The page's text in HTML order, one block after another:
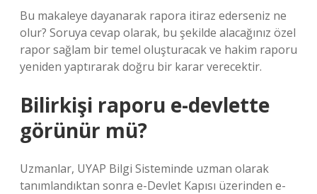
Bu makaleye dayanarak rapora itiraz ederseniz ne
olur? Soruya cevap olarak, bu şekilde alacağınız özel
rapor sağlam bir temel oluşturacak ve hakim raporu
yeniden yaptırarak doğru bir karar verecektir.
Bilirkişi raporu e-devlette
görünür mü?
Uzmanlar, UYAP Bilgi Sisteminde uzman olarak
tanımlandıktan sonra e-Devlet Kapısı üzerinden e-